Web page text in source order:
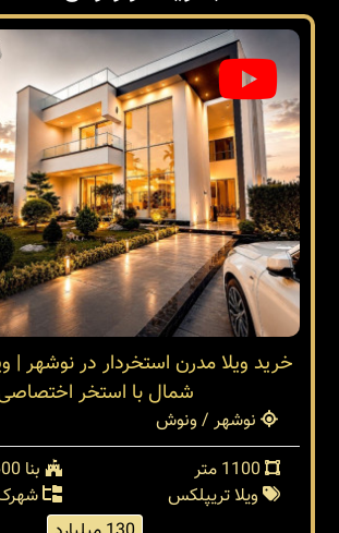
خرید ویلا مدرن استخردار در نوشهر |
شمال با استخر
نوشهر / ونوش
بنا 600 متر
ویلا تریپلکس